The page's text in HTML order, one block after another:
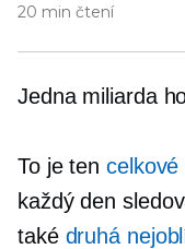
20 min čtení
Jedna miliarda
To je ten
každý den
také druhá